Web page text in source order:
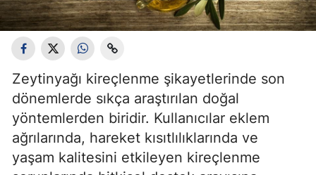
Zeytinyağı kireçlenme şikayetlerinde son
dönemlerde sıkça araştırılan doğal
yöntemlerden biridir. Kullanıcılar eklem
ağrılarında, hareket kısıtlılıklarında ve
yaşam kalitesini etkileyen kireçlenme